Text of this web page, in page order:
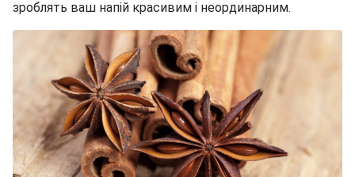
зроблять ваш напій красивим і неординарним.